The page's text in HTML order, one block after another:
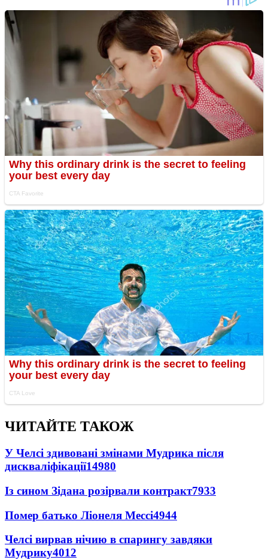
ЧИТАЙТЕ ТАКОЖ
У Челсі здивовані змінами Мудрика після
дискваліфікації14980
Із сином Зідана розірвали контракт7933
Помер батько Ліонеля Мессі4944
Челсі вирвав нічию в спарингу завдяки
Мудрику4012